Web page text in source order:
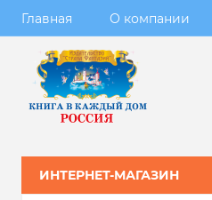
Главная О компании
ИНТЕРНЕТ-МАГАЗИН